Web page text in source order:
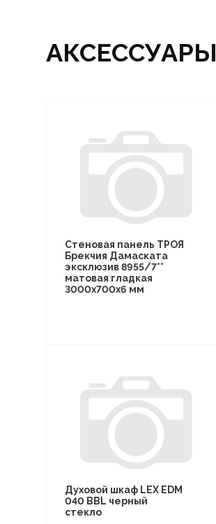
АКСЕССУАРЫ
Стеновая панель ТРОЯ
Брекчия Дамаската
эксклюзив 8955/7**
матовая гладкая
3000х700х6 мм
Духовой шкаф LEX EDM
040 BBL черный
стекло